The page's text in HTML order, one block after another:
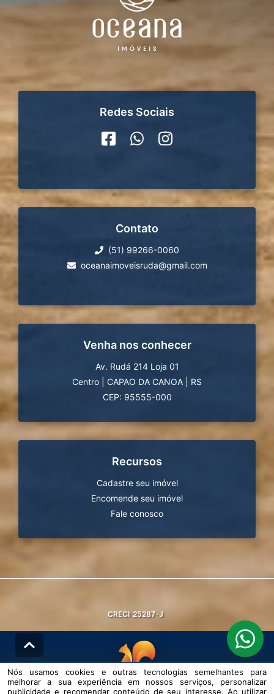
Redes Sociais
Contato
(51) 99266-0060
oceanaimoveisruda@gmail.com
Venha nos conhecer
Av. Rudá 214 Loja 01
Centro
CAPAO DA CANOA
RS
CEP: 95555-000
Recursos
Cadastre seu imóvel
Encomende seu imóvel
Fale conosco
CRECI 25287-J
© DESENVOLVIDO PELAAGIL.NET
Nós usamos cookies e outras tecnologias semelhantes para
melhorar a sua experiência em nossos serviços, personalizar
publicidade e recomendar conteúdo de seu interesse. Ao utilizar